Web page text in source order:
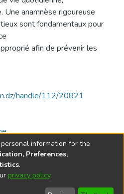
anamnèse rigoureuse
sont fondamentaux pour
afin de prévenir les
handle/112/20821
© 2002-2026
information for the
Preferences,
.
privacy policy.